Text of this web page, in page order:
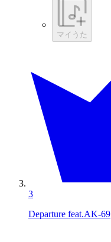
マイうた
3
Departure feat.AK-69